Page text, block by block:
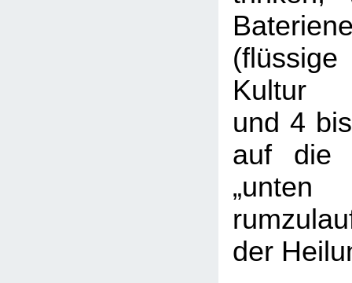
Kultur
und 4
auf die
der